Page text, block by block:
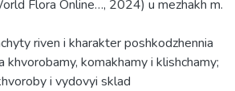
Flora Online…, 2024) u mezhakh m.
riven i kharakter poshkodzhennia
khvorobamy, komakhamy i klishchamy;
i vydovyi sklad